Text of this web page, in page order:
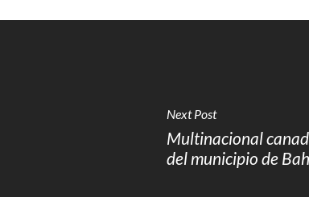
Next Post
Multinacional
del municipio de